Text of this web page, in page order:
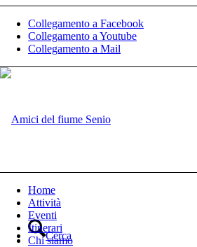
Collegamento a Facebook
Collegamento a Youtube
Collegamento a Mail
Cerca
Home
Attività
Eventi
Itinerari
Chi siamo